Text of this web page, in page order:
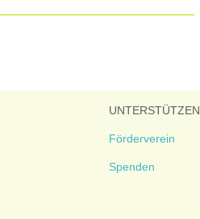
UNTERSTÜTZEN
Förderverein
Spenden